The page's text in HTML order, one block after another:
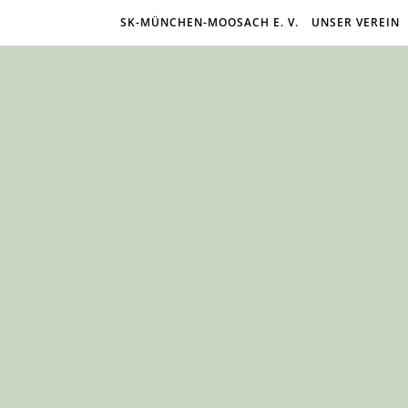
SK-MÜNCHEN-MOOSACH E. V. UNSER VEREIN